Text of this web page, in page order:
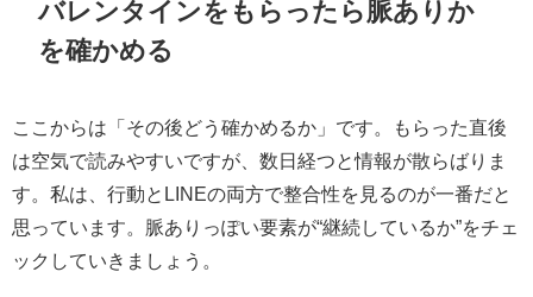
バレンタインをもらったら脈ありか
を確かめる
ここからは「その後どう確かめるか」です。もらった直後
は空気で読みやすいですが、数日経つと情報が散らばりま
す。私は、行動とLINEの両方で整合性を見るのが一番だと
思っています。脈ありっぽい要素が“継続しているか”をチェ
ックしていきましょう。